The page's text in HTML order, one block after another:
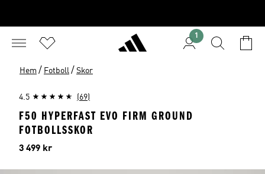
1
Hem / Fotboll / Skor
4.5 (69)
F50 HYPERFAST EVO FIRM GROUND
FOTBOLLSSKOR
Pris
3 499 kr